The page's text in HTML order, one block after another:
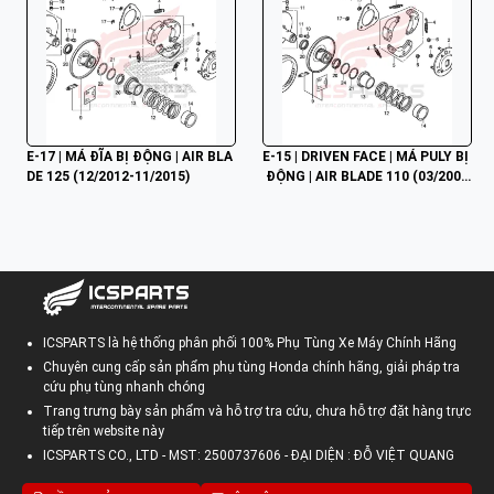
E-17 | MÁ ĐĨA BỊ ĐỘNG | AIR BLA
DE 125 (12/2012-11/2015)
E-15 | DRIVEN FACE | MÁ PULY BỊ
ĐỘNG | AIR BLADE 110 (03/2007
ICSPARTS là hệ thống phân phối 100% Phụ Tùng Xe Máy Chính Hãng
Chuyên cung cấp sản phẩm phụ tùng Honda chính hãng, giải pháp tra
cứu phụ tùng nhanh chóng
Trang trưng bày sản phẩm và hỗ trợ tra cứu, chưa hỗ trợ đặt hàng trực
tiếp trên website này
ICSPARTS CO., LTD - MST: 2500737606 - ĐẠI DIỆN : ĐỖ VIỆT QUANG